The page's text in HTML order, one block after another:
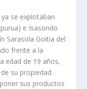
se explotaban
e Isasondo
Sarasola Goitia del
frente a la
edad de 19 años,
su propiedad.
sus productos